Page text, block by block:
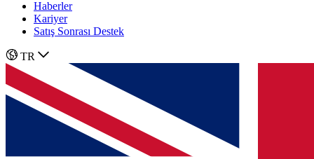
Haberler
Kariyer
Satış Sonrası Destek
TR